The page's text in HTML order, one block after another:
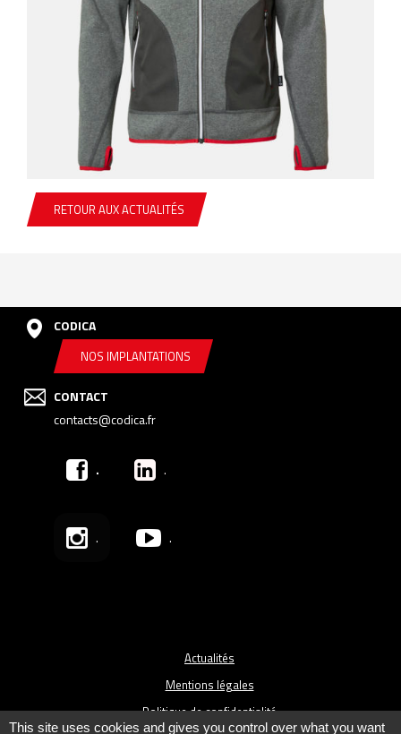
RETOUR AUX ACTUALITÉS
CODICA
NOS IMPLANTATIONS
CONTACT
contacts@codica.fr
. .
. .
Actualités
Mentions légales
Politique de confidentialité
This site uses cookies and gives you control over what you want